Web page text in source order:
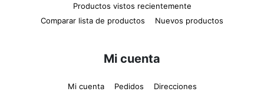
Productos vistos recientemente
Comparar lista de productos
Nuevos productos
Mi cuenta
Mi cuenta Pedidos Direcciones